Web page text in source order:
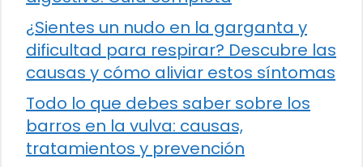
¿Sientes un nudo en la garganta y
dificultad para respirar? Descubre las
causas y cómo aliviar estos síntomas
Todo lo que debes saber sobre los
barros en la vulva: causas,
tratamientos y prevención